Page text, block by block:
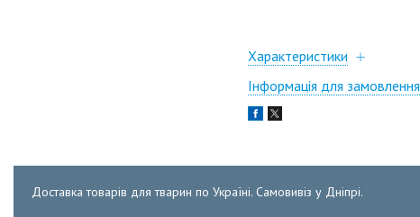
Характеристики
Інформація для замовлення
Доставка товарів для тварин по Україні. Самовивіз у Дніпрі.